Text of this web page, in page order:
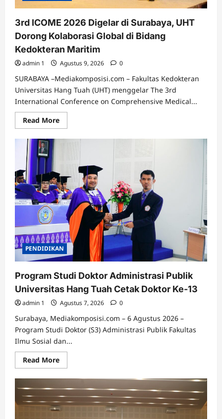
3rd ICOME 2026 Digelar di Surabaya, UHT
Dorong Kolaborasi Global di Bidang
Kedokteran Maritim
admin 1 Agustus 9, 2026 0
SURABAYA –Mediakomposisi.com – Fakultas Kedokteran
Universitas Hang Tuah (UHT) menggelar The 3rd
International Conference on Comprehensive Medical...
Read MoreRead
more
3rd
Digelar
Surabaya,
UHT
Dorong
Kolaborasi
Global
di
Bidang
Kedokteran
Maritim
PENDIDIKAN
Program Studi Doktor Administrasi Publik
Universitas Hang Tuah Cetak Doktor Ke-13
admin 1 Agustus 7, 2026 0
Surabaya, Mediakomposisi.com – 6 Agustus 2026 –
Program Studi Doktor (S3) Administrasi Publik Fakultas
Ilmu Sosial dan...
Read MoreRead
more
Program
Studi
Doktor
Administrasi
Publik